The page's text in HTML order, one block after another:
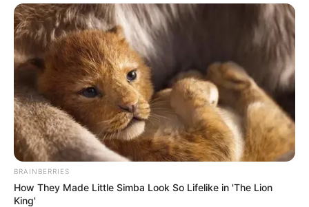
BRAINBERRIES
How They Made Little Simba Look So Lifelike in 'The Lion
King'